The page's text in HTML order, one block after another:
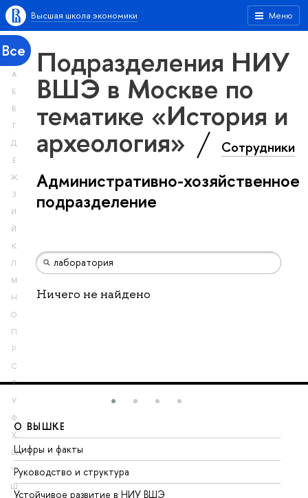
Меню
Высшая школа экономики
Все
А
Б
В
Г
Д
Е
Ж
З
И
Й
К
Л
М
Н
О
П
Р
С
Т
У
Ф
Х
Ц
Ч
Ш
Подразделения НИУ
ВШЭ в Москве по
тематике «История и
археология» Сотрудники
Административно-хозяйственное
подразделение
Ничего не найдено
О ВЫШКЕ
Цифры и факты
Руководство и структура
Устойчивое развитие в НИУ ВШЭ